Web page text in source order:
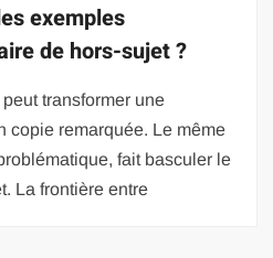
exemples
de hors-sujet ?
transformer une
copie remarquée. Le même
fait basculer le
La frontière entre